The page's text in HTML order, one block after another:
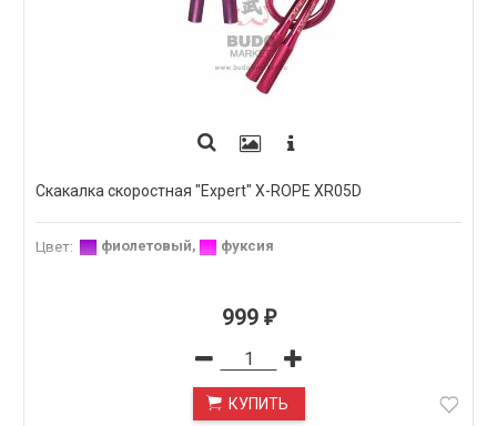
Скакалка скоростная "Expert" X-ROPE XR05D
Цвет: фиолетовый, фуксия
999 ₽
КУПИТЬ